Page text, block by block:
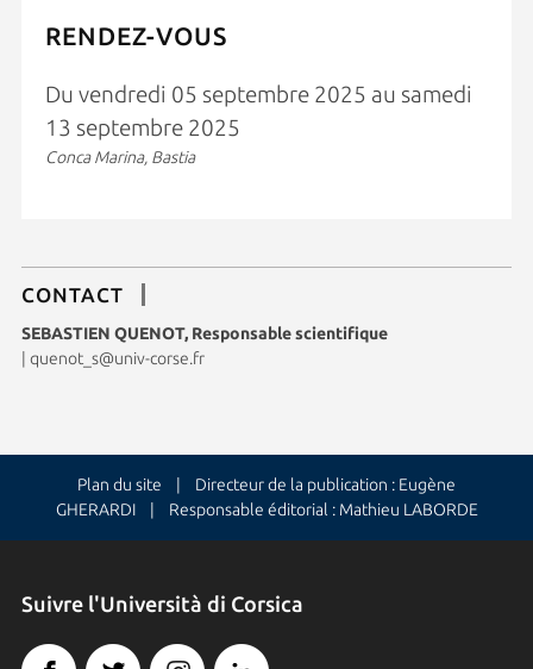
RENDEZ-VOUS
Du vendredi 05 septembre 2025 au samedi
13 septembre 2025
Conca Marina, Bastia
CONTACT
SEBASTIEN QUENOT, Responsable scientifique
quenot_s@univ-corse.fr
Plan du site | Directeur de la publication : Eugène
GHERARDI | Responsable éditorial : Mathieu LABORDE
Suivre l'Università di Corsica